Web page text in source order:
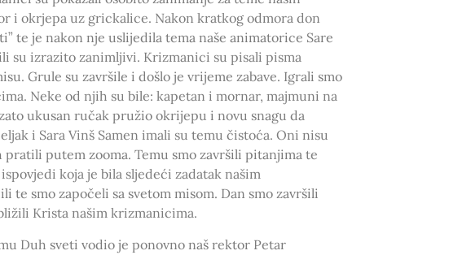
i okrjepa uz grickalice. Nakon kratkog odmora don
te je nakon nje uslijedila tema naše animatorice Sare
su izrazito zanimljivi. Krizmanici su pisali pisma
Grule su završile i došlo je vrijeme zabave. Igrali smo
Neke od njih su bile: kapetan i mornar, majmuni na
ukusan ručak pružio okrijepu i novu snagu da
i Sara Vinš Samen imali su temu čistoća. Oni nisu
pratili putem zooma. Temu smo završili pitanjima te
koja je bila sljedeći zadatak našim
smo započeli sa svetom misom. Dan smo završili
Krista našim krizmanicima.
Duh sveti vodio je ponovno naš rektor Petar